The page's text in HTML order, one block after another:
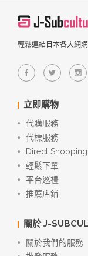
輕鬆連結日本各大網
立即購物
代購服務
代標服務
Direct
輕鬆下單
平台巡禮
推薦店鋪
關於 J-
關於我們的服務